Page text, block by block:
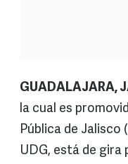
GUADALAJARA,
la cual es
Pública de
UDG, está de gira